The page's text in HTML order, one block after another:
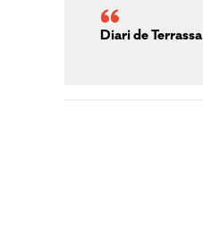
Diari de Terrassa